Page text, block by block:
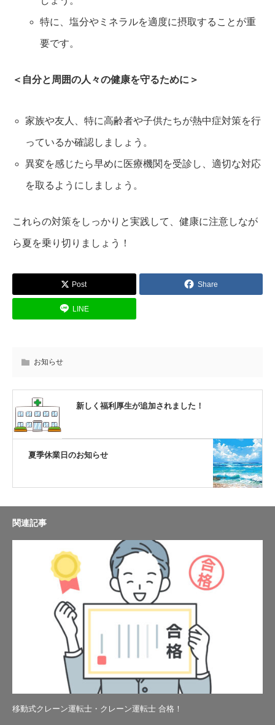
特に、塩分やミネラルを適度に摂取することが重
要です。
＜自分と周囲の人々の健康を守るために＞
家族や友人、特に高齢者や子供たちが熱中症対策を行
っているか確認しましょう。
異変を感じたら早めに医療機関を受診し、適切な対応
を取るようにしましょう。
これらの対策をしっかりと実践して、健康に注意しなが
ら夏を乗り切りましょう！
Post Share
LINE
お知らせ
新しく福利厚生が追加されました！
夏季休業日のお知らせ
関連記事
移動式クレーン運転士・クレーン運転士 合格！